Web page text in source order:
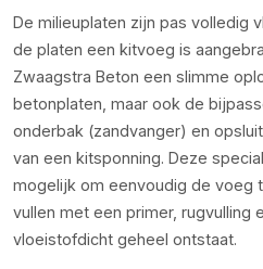
De milieuplaten zijn pas volledig
de platen een kitvoeg is
Zwaagstra Beton een slimme
betonplaten, maar ook de
onderbak (zandvanger) en
van een kitsponning. Deze
mogelijk om eenvoudig de voeg
vullen met een primer, rugvulling
vloeistofdicht geheel ontstaat.